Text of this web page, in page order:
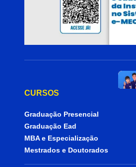
CURSOS
Graduação Presencial
Graduação Ead
MBA e Especialização
Mestrados e Doutorados